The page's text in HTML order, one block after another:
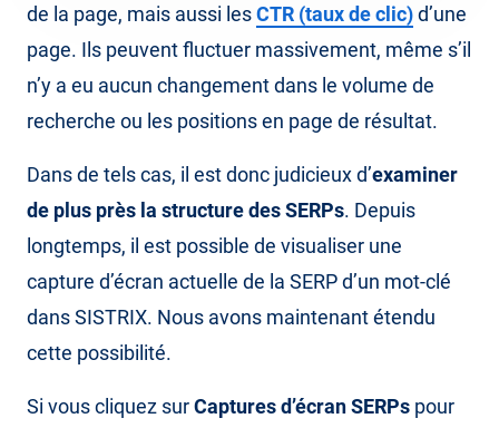
de la page, mais aussi lesCTR (taux de clic)d’une
page. Ils peuvent fluctuer massivement, même s’il
n’y a eu aucun changement dans le volume de
recherche ou les positions en page de résultat.
Dans de tels cas, il est donc judicieux d’examiner
de plus près la structure des SERPs. Depuis
longtemps, il est possible de visualiser une
capture d’écran actuelle de la SERP d’un mot-clé
dans SISTRIX. Nous avons maintenant étendu
cette possibilité.
Si vous cliquez surCaptures d’écran SERPs pour